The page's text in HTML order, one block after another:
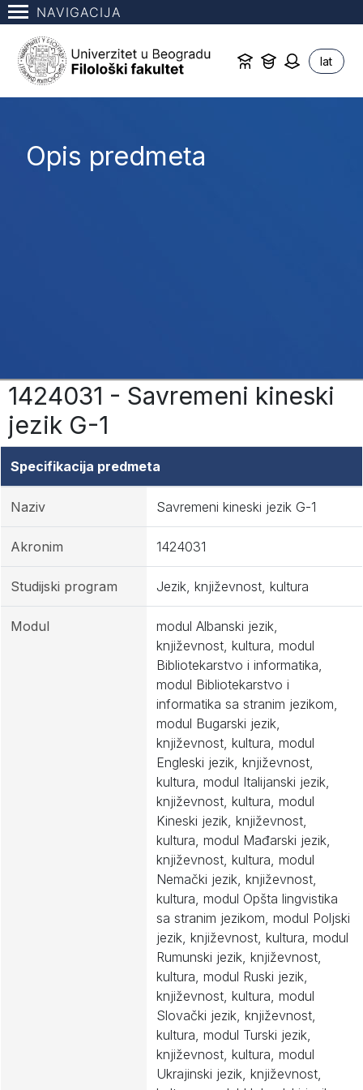
NAVIGACIJA
lat
Opis predmeta
1424031 - Savremeni kineski
jezik G-1
Specifikacija predmeta
Naziv Savremeni kineski jezik G-1
Akronim 1424031
Studijski program Jezik, književnost, kultura
Modul
modul Albanski jezik,
književnost, kultura, modul
Bibliotekarstvo i informatika,
modul Bibliotekarstvo i
informatika sa stranim jezikom,
modul Bugarski jezik,
književnost, kultura, modul
Engleski jezik, književnost,
kultura, modul Italijanski jezik,
književnost, kultura, modul
Kineski jezik, književnost,
kultura, modul Mađarski jezik,
književnost, kultura, modul
Nemački jezik, književnost,
kultura, modul Opšta lingvistika
sa stranim jezikom, modul Poljski
jezik, književnost, kultura, modul
Rumunski jezik, književnost,
kultura, modul Ruski jezik,
književnost, kultura, modul
Slovački jezik, književnost,
kultura, modul Turski jezik,
književnost, kultura, modul
Ukrajinski jezik, književnost,